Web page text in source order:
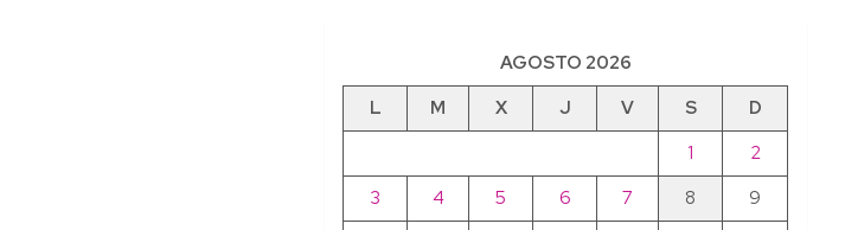
AGOSTO 2026
L
M X J V S
D
1
2
3
4 5 6 7 8
9